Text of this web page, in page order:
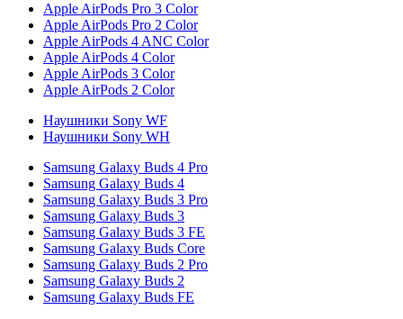
Apple AirPods Pro 3 Color
Apple AirPods Pro 2 Color
Apple AirPods 4 ANC Color
Apple AirPods 4 Color
Apple AirPods 3 Color
Apple AirPods 2 Color
Наушники Sony WF
Наушники Sony WH
Samsung Galaxy Buds 4 Pro
Samsung Galaxy Buds 4
Samsung Galaxy Buds 3 Pro
Samsung Galaxy Buds 3
Samsung Galaxy Buds 3 FE
Samsung Galaxy Buds Core
Samsung Galaxy Buds 2 Pro
Samsung Galaxy Buds 2
Samsung Galaxy Buds FE